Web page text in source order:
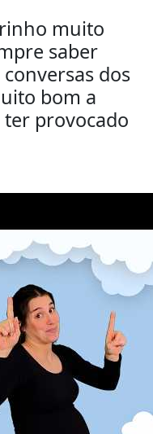
muito
saber
dos
bom a
provocado